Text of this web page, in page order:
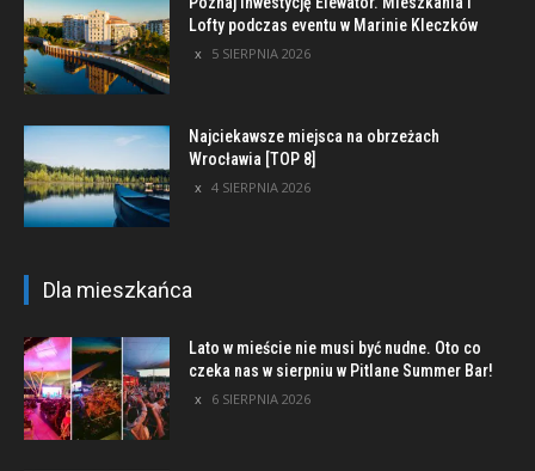
Lofty podczas eventu w Marinie Kleczków
5 SIERPNIA 2026
Najciekawsze miejsca na obrzeżach
Wrocławia [TOP 8]
4 SIERPNIA 2026
Dla mieszkańca
Lato w mieście nie musi być nudne. Oto co
czeka nas w sierpniu w Pitlane Summer Bar!
6 SIERPNIA 2026